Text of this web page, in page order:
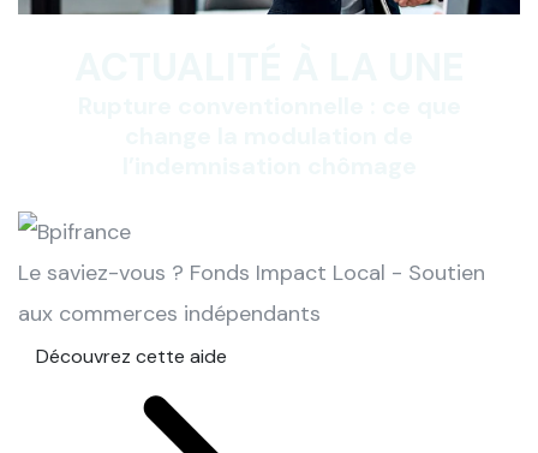
Le saviez-vous ? Fonds Impact Local - Soutien
aux commerces indépendants
Découvrez cette aide